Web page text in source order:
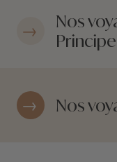
Nos
Principe
Nos